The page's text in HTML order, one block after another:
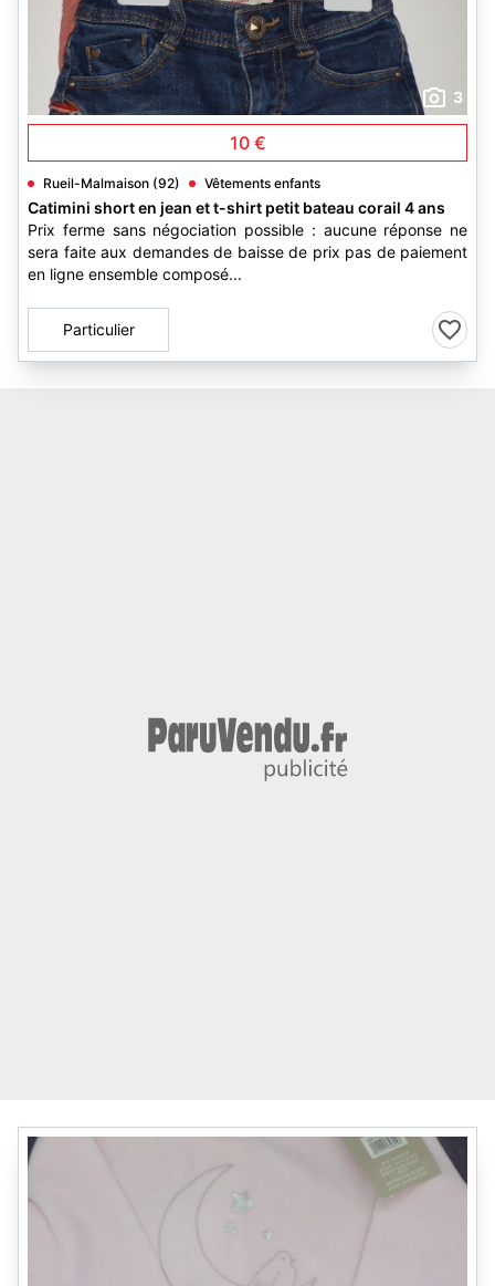
3
10 €
Rueil-Malmaison (92) Vêtements enfants
Catimini short en jean et t-shirt petit bateau corail 4 ans
Prix ferme sans négociation possible : aucune réponse ne
sera faite aux demandes de baisse de prix pas de paiement
en ligne ensemble composé...
Particulier